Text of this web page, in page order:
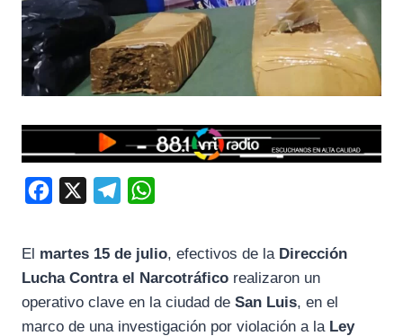
b
o
g
r
s
A
El martes 15 de julio, efectivos de la Dirección
Lucha Contra el Narcotráfico realizaron un
operativo clave en la ciudad de San Luis, en el
marco de una investigación por violación a la Ley